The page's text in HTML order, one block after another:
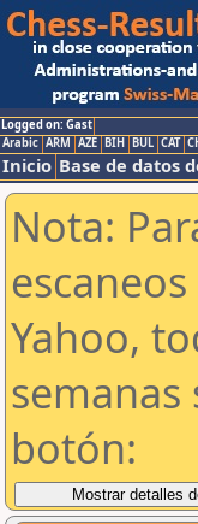
Logged on: Gast
Arabic ARM AZE BIH BUL CAT
Inicio Base de datos
Nota:
Yahoo,
botón: